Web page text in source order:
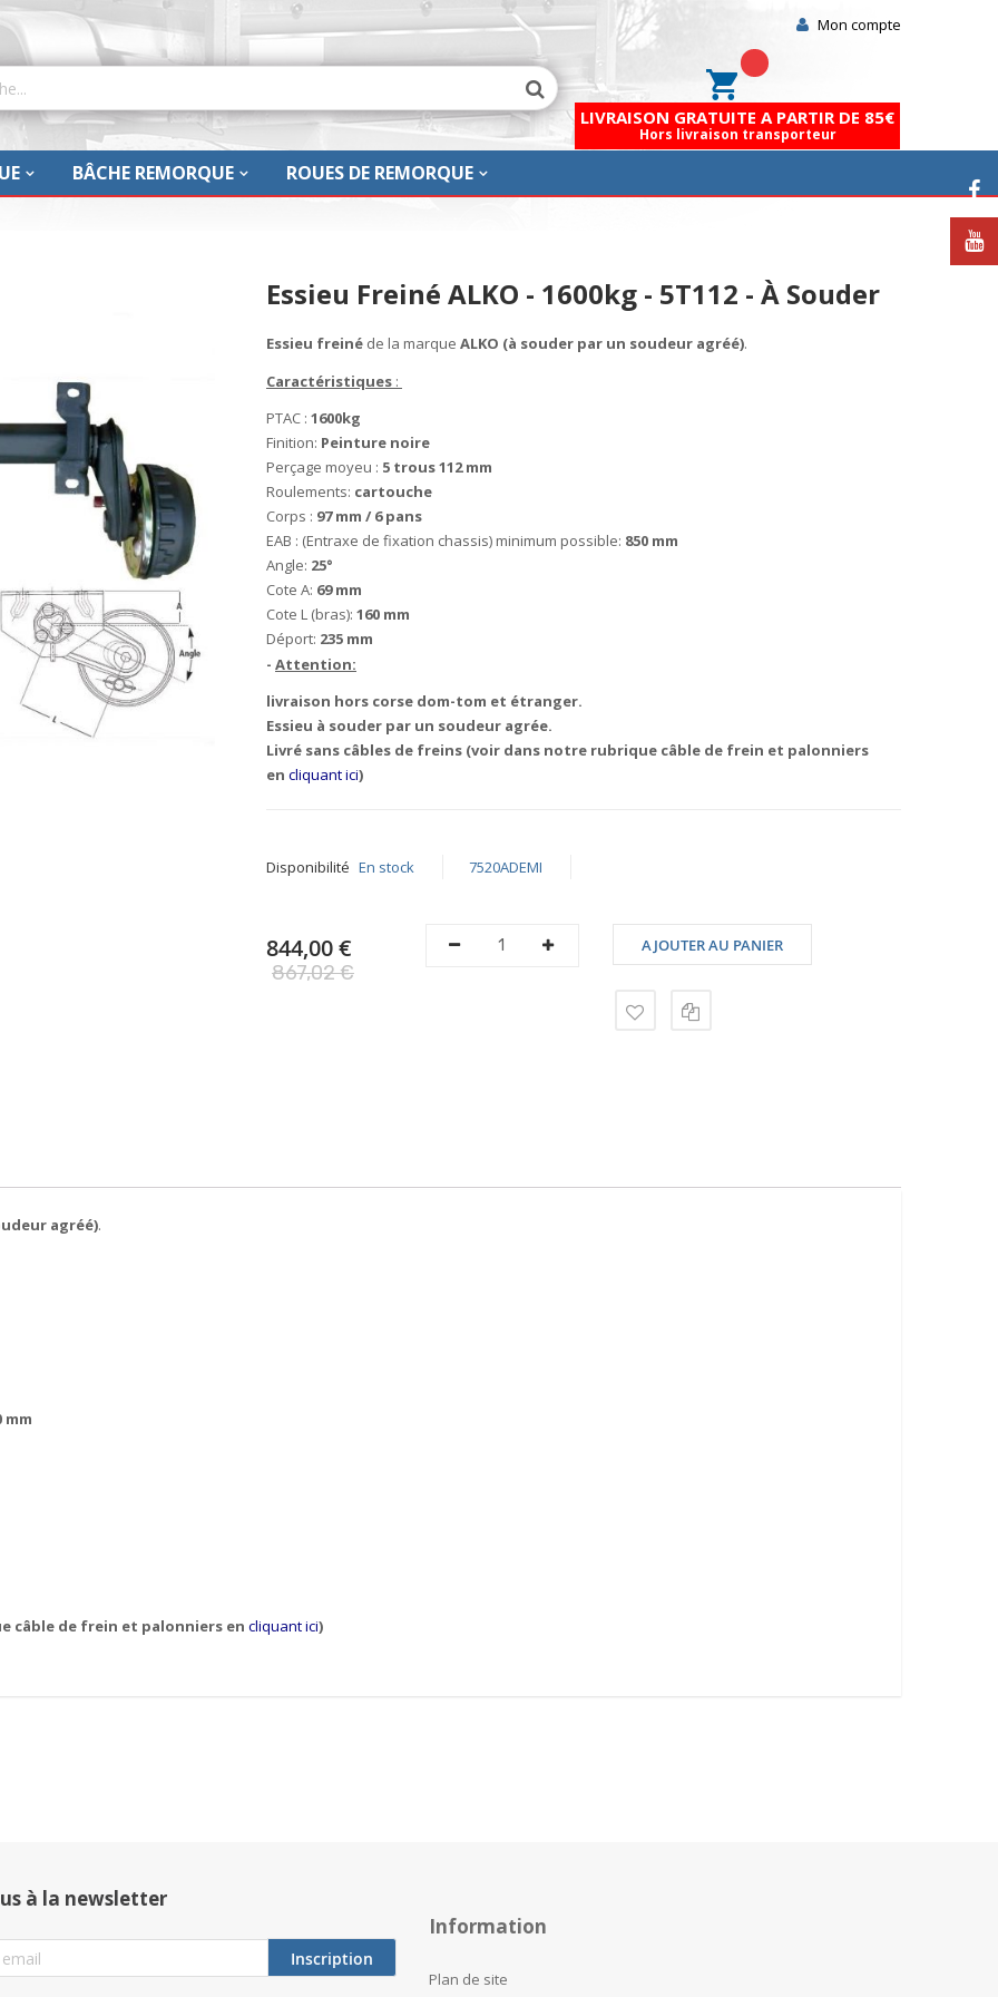
Mon compte
Mon panier
LIVRAISON GRATUITE A PARTIR DE 85€
Hors livraison transporteur
BÂCHE REMORQUE ROUES DE REMORQUE
Essieu Freiné ALKO - 1600kg - 5T112 - À Souder
Essieu freiné de la marque ALKO (à souder par un soudeur agréé).
Caractéristiques :
PTAC : 1600kg
Finition: Peinture noire
Perçage moyeu : 5 trous 112 mm
Roulements: cartouche
Corps : 97 mm / 6 pans
EAB : (Entraxe de fixation chassis) minimum possible: 850 mm
Angle: 25°
Cote A: 69 mm
Cote L (bras): 160 mm
Déport: 235 mm
- Attention:
livraison hors corse dom-tom et étranger.
Essieu à souder par un soudeur agrée.
Livré sans câbles de freins (voir dans notre rubrique câble de frein et palonniers
en cliquant ici)
Disponibilité En stock 7520ADEMI
844,00 €
867,02 €
AJOUTER AU PANIER
agréé).
mm
câble de frein et palonniers en cliquant ici)
à la newsletter
Inscription
Information
Plan de site